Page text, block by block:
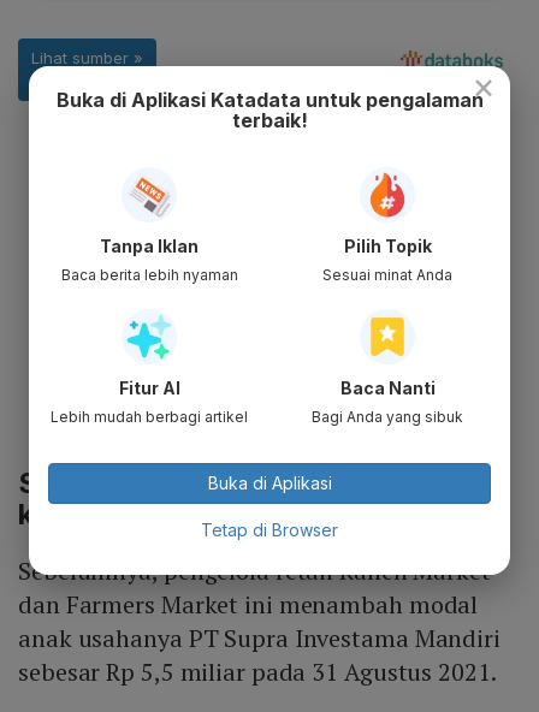
Supra Boga Lestari Tambah Modal
ke Anak Usaha
Sebelumnya, pengelola retail Ranch Market
dan Farmers Market ini menambah modal
anak usahanya PT Supra Investama Mandiri
sebesar Rp 5,5 miliar pada 31 Agustus 2021.
×
Buka di Aplikasi Katadata untuk pengalaman
terbaik!
Tanpa Iklan
Baca berita lebih nyaman
Pilih Topik
Sesuai minat Anda
Fitur AI
Lebih mudah berbagi artikel
Baca Nanti
Bagi Anda yang sibuk
Buka di Aplikasi
Tetap di Browser